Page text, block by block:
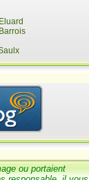
ou portaient